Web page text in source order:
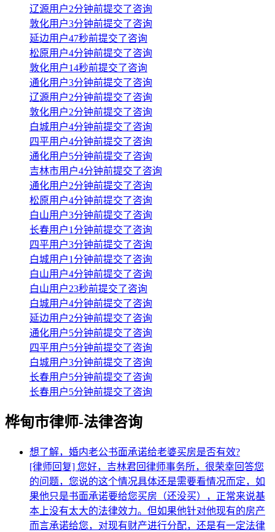
辽源用户2分钟前提交了咨询
敦化用户3分钟前提交了咨询
延边用户47秒前提交了咨询
松原用户4分钟前提交了咨询
敦化用户14秒前提交了咨询
通化用户3分钟前提交了咨询
辽源用户2分钟前提交了咨询
敦化用户2分钟前提交了咨询
白城用户4分钟前提交了咨询
四平用户4分钟前提交了咨询
通化用户5分钟前提交了咨询
吉林市用户4分钟前提交了咨询
通化用户2分钟前提交了咨询
松原用户4分钟前提交了咨询
白山用户3分钟前提交了咨询
长春用户1分钟前提交了咨询
四平用户3分钟前提交了咨询
白城用户1分钟前提交了咨询
白山用户4分钟前提交了咨询
白山用户23秒前提交了咨询
白城用户4分钟前提交了咨询
延边用户2分钟前提交了咨询
通化用户5分钟前提交了咨询
四平用户5分钟前提交了咨询
白城用户3分钟前提交了咨询
长春用户5分钟前提交了咨询
长春用户5分钟前提交了咨询
桦甸市律师-法律咨询
想了解，婚内老公书面承诺给老婆买房是否有效?
[律师回复] 您好，吉林君回律师事务所，很荣幸回答您
的问题，您说的这个情况具体还是需要看情况而定，如
果他只是书面承诺要给您买房（还没买），正常来说基
本上没有太大的法律效力。但如果他针对他现有的房产
而言承诺给您，对现有财产进行分配，还是有一定法律